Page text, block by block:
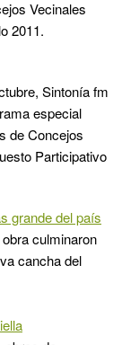
Vecinales
2011.
Sintonía fm
especial
de Concejos
Participativo
grande del país
culminaron
cancha del